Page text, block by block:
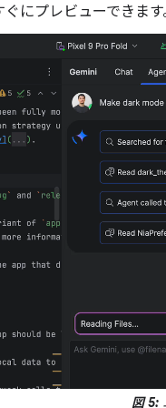
にプレビューできます
図 5: